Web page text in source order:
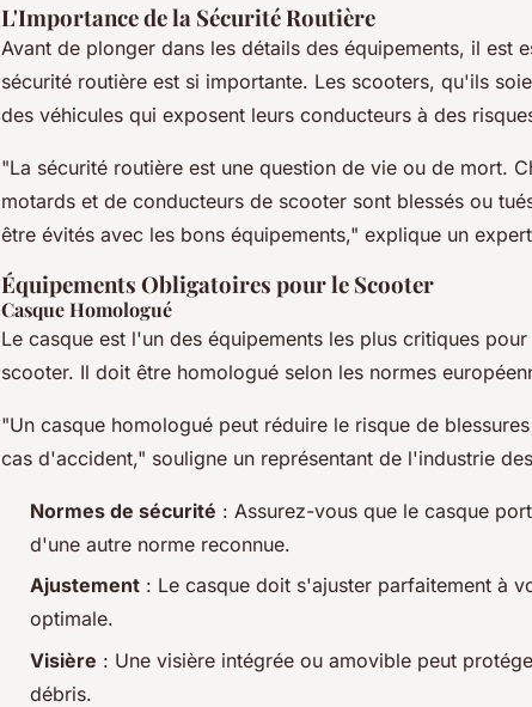
L'Importance de la Sécurité Routière
Avant de plonger dans les détails des équipements, il est
sécurité routière est si importante. Les scooters, qu'ils
des véhicules qui exposent leurs conducteurs à des
"La sécurité routière est une question de vie ou de mort.
motards et de conducteurs de scooter sont blessés ou
être évités avec les bons équipements," explique un
Équipements Obligatoires pour le Scooter
Casque Homologué
Le casque est l'un des équipements les plus critiques
scooter. Il doit être homologué selon les normes
"Un casque homologué peut réduire le risque de
cas d'accident," souligne un représentant de l'industrie
Normes de sécurité : Assurez-vous que le casque
d'une autre norme reconnue.
Ajustement : Le casque doit s'ajuster parfaitement à
optimale.
Visière : Une visière intégrée ou amovible peut
débris.